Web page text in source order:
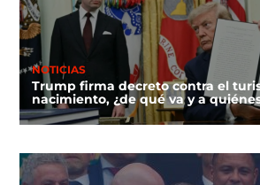
NOTICIAS
Trump firma decreto contra el
nacimiento, ¿de qué va y a